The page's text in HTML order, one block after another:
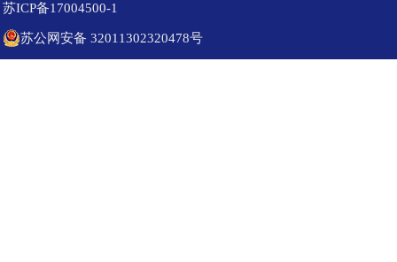
苏ICP备17004500-1
苏公网安备 32011302320478号